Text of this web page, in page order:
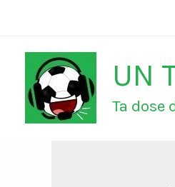
contenu
UN
Ta dose